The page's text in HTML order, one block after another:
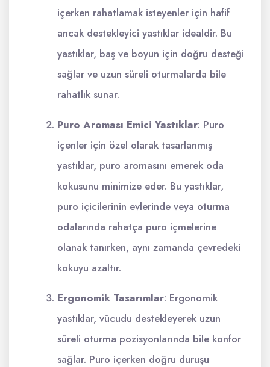
içerken rahatlamak isteyenler için hafif
ancak destekleyici yastıklar idealdir. Bu
yastıklar, baş ve boyun için doğru desteği
sağlar ve uzun süreli oturmalarda bile
rahatlık sunar.
Puro Aroması Emici Yastıklar: Puro
içenler için özel olarak tasarlanmış
yastıklar, puro aromasını emerek oda
kokusunu minimize eder. Bu yastıklar,
puro içicilerinin evlerinde veya oturma
odalarında rahatça puro içmelerine
olanak tanırken, aynı zamanda çevredeki
kokuyu azaltır.
Ergonomik Tasarımlar: Ergonomik
yastıklar, vücudu destekleyerek uzun
süreli oturma pozisyonlarında bile konfor
sağlar. Puro içerken doğru duruşu